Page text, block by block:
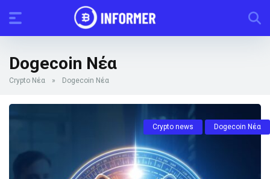
Dogecoin Νέα
Crypto Νέα » Dogecoin Νέα
Crypto news Dogecoin Νέα